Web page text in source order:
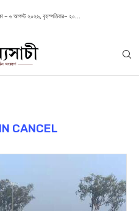
– ৬ আগস্ট ২০২৬, বৃহস্পতিবার– ২০...
CANCEL